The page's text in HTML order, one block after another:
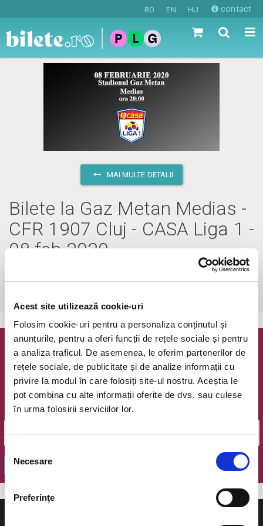
Acest site utilizează cookie-uri
Folosim cookie-uri pentru a personaliza conținutul și
anunțurile, pentru a oferi funcții de rețele sociale și pentru
a analiza traficul. De asemenea, le oferim partenerilor de
rețele sociale, de publicitate și de analize informații cu
privire la modul în care folosiți site-ul nostru. Aceștia le
pot combina cu alte informații oferite de dvs. sau culese
în urma folosirii serviciilor lor.
Selecția
consimțământului
Necesare
Preferinţe
RO EN HU contact
MAI MULTE DETALII
Bilete la Gaz Metan Medias -
CFR 1907 Cluj - CASA Liga 1 -
08 feb 2020
Newsletter @ Bilete.ro
Oferte exclusive si o editie saptamanala cu cele mai noi
evenimente.
Email
OK